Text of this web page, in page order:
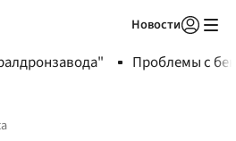
Новости
Проблемы с